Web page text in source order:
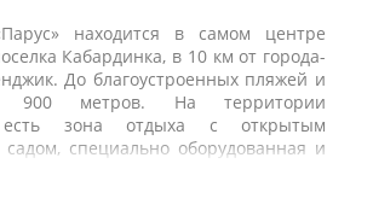
находится в самом центре
Кабардинка, в 10 км от города-
До благоустроенных пляжей и
900 метров. На территории
есть зона отдыха с открытым
специально оборудованная и